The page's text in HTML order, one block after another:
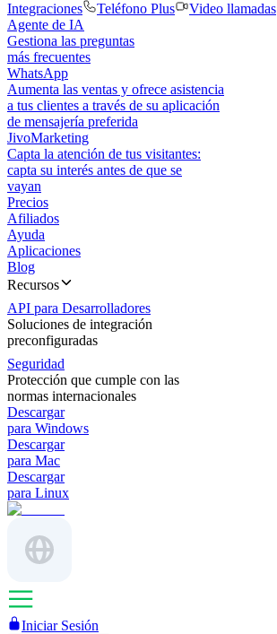
Integraciones
Teléfono Plus Video llamadas
Agente de IA
Gestiona las preguntas
más frecuentes
WhatsApp
Aumenta las ventas y ofrece asistencia
a tus clientes a través de su aplicación
de mensajería preferida
JivoMarketing
Capta la atención de tus visitantes:
capta su interés antes de que se
vayan
Precios
Afiliados
Ayuda
Aplicaciones
Blog
Recursos
API para Desarrolladores
Soluciones de integración
preconfiguradas
Seguridad
Protección que cumple con las
normas internacionales
Descargar
para Windows
Descargar
para Mac
Descargar
para Linux
Iniciar Sesión